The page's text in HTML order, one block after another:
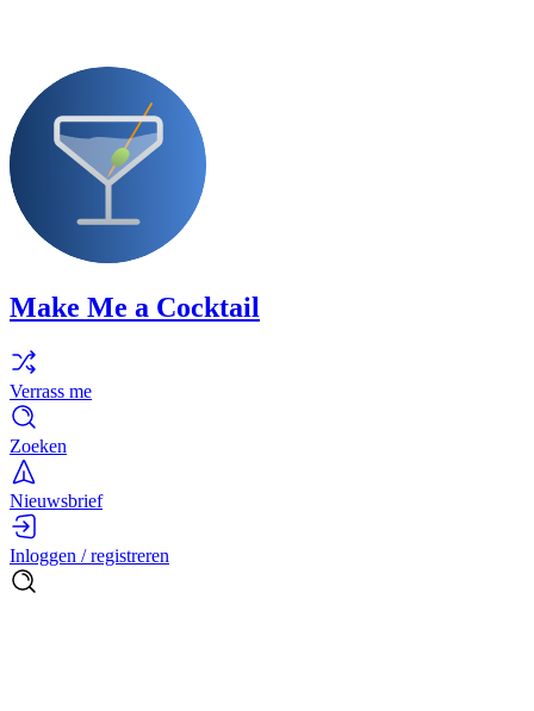
Make Me a Cocktail
Verrass me
Zoeken
Nieuwsbrief
Inloggen / registreren